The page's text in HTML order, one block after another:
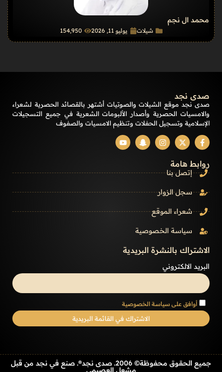
محمد ال نجم
شيلات يوليو 11, 2026 154٬950
صدى نجد
صدى نجد موقع الشيلات والصوتيات أشتهر بالقصائد الحصرية لشعراء
والامسيات الحصرية وأصدار الألبومات الشعرية في جميع التسجيلات
الإسلامية وتسجيل الحفلات وتنظيم الامسيات والصفوف
روابط هامة
إتصل بنا
سجل الزوار
شعراء الموقع
سياسة الخصوصية
الاشتراك بالنشرة البريدية
البريد الالكتروني
أوافق على سياسة الخصوصية
جميع الحقوق محفوظة© 2006. صدى نجد®. صنع في نجد من قبل
مشعل العصيمي